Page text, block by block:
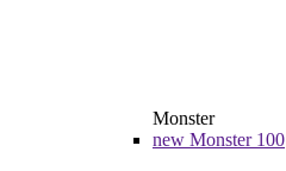
Monster
new Monster 100